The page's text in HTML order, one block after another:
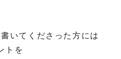
いてくださった方には
トを